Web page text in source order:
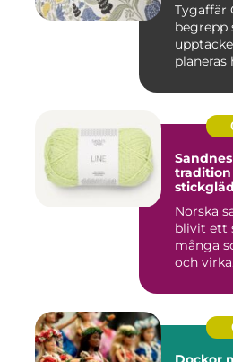
Tygaffär
begrepp
planeras
Sandnes
tradition
Norska
blivit ett
många
och